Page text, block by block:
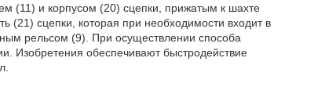
(11) и корпусом (20) сцепки, прижатым к шахте
(21) сцепки, которая при необходимости входит в
рельсом (9). При осуществлении способа
Изобретения обеспечивают быстродействие